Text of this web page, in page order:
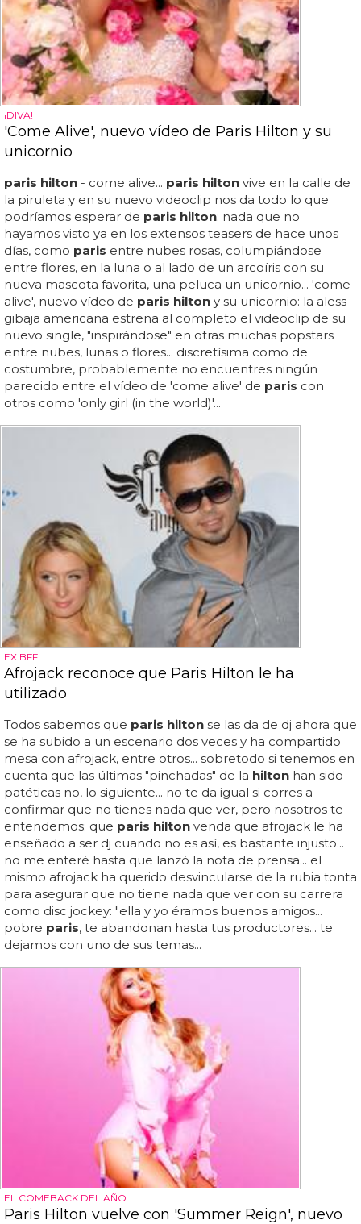
¡DIVA!
'Come Alive', nuevo vídeo de Paris Hilton y su
unicornio
paris hilton - come alive... paris hilton vive en la calle de
la piruleta y en su nuevo videoclip nos da todo lo que
podríamos esperar de paris hilton: nada que no
hayamos visto ya en los extensos teasers de hace unos
días, como paris entre nubes rosas, columpiándose
entre flores, en la luna o al lado de un arcoíris con su
nueva mascota favorita, una peluca un unicornio... 'come
alive', nuevo vídeo de paris hilton y su unicornio: la aless
gibaja americana estrena al completo el videoclip de su
nuevo single, "inspirándose" en otras muchas popstars
entre nubes, lunas o flores... discretísima como de
costumbre, probablemente no encuentres ningún
parecido entre el vídeo de 'come alive' de paris con
otros como 'only girl (in the world)'...
EX BFF
Afrojack reconoce que Paris Hilton le ha
utilizado
Todos sabemos que paris hilton se las da de dj ahora que
se ha subido a un escenario dos veces y ha compartido
mesa con afrojack, entre otros... sobretodo si tenemos en
cuenta que las últimas "pinchadas" de la hilton han sido
patéticas no, lo siguiente... no te da igual si corres a
confirmar que no tienes nada que ver, pero nosotros te
entendemos: que paris hilton venda que afrojack le ha
enseñado a ser dj cuando no es así, es bastante injusto...
no me enteré hasta que lanzó la nota de prensa... el
mismo afrojack ha querido desvincularse de la rubia tonta
para asegurar que no tiene nada que ver con su carrera
como disc jockey: "ella y yo éramos buenos amigos...
pobre paris, te abandonan hasta tus productores... te
dejamos con uno de sus temas...
EL COMEBACK DEL AÑO
Paris Hilton vuelve con 'Summer Reign', nuevo